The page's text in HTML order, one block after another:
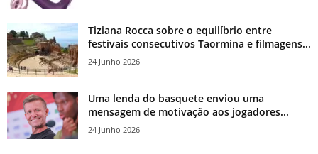
Tiziana Rocca sobre o equilíbrio entre
festivais consecutivos Taormina e filmagens...
24 Junho 2026
Uma lenda do basquete enviou uma
mensagem de motivação aos jogadores...
24 Junho 2026